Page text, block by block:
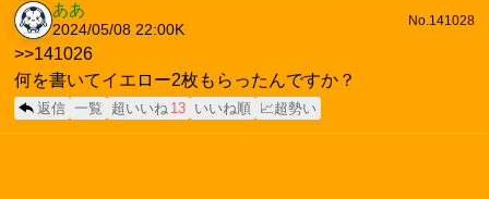
ああ
2024/05/08 22:00K
No.141028
>>141026
何を書いてイエロー2枚もらったんですか？
返信 一覧 超いいね 13 いいね順 📈超勢い